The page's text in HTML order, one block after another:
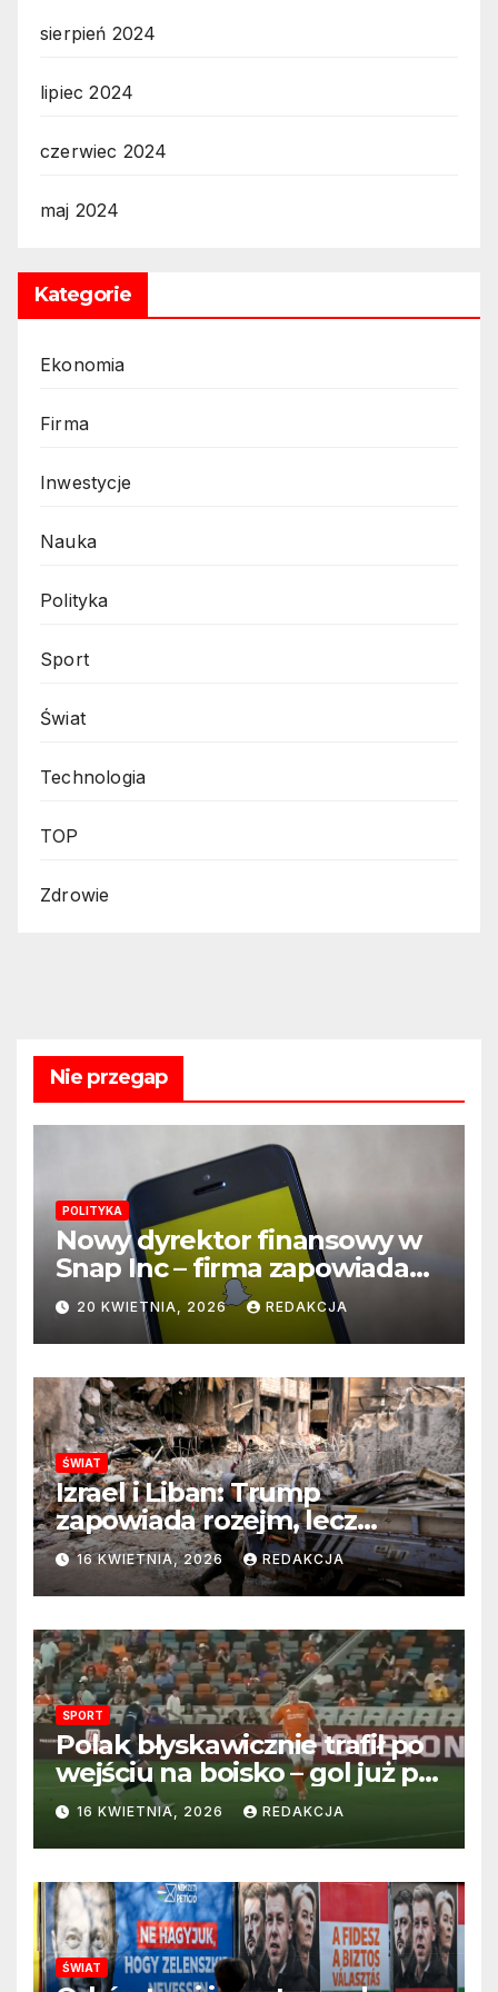
sierpień 2024
lipiec 2024
czerwiec 2024
maj 2024
Kategorie
Ekonomia
Firma
Inwestycje
Nauka
Polityka
Sport
Świat
Technologia
TOP
Zdrowie
Nie przegap
POLITYKA
Nowy dyrektor finansowy w
Snap Inc – firma zapowiada
zmianę na kluczowym
stanowisku
20 KWIETNIA, 2026 REDAKCJA
ŚWIAT
Izrael i Liban: Trump
zapowiada rozejm, lecz
perspektywa zakończenia
wojny wciąż odległa
16 KWIETNIA, 2026 REDAKCJA
SPORT
Polak błyskawicznie trafił po
wejściu na boisko – gol już po
22 sekundach!
16 KWIETNIA, 2026 REDAKCJA
ŚWIAT